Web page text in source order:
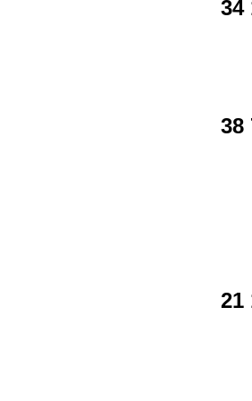
34
38
21